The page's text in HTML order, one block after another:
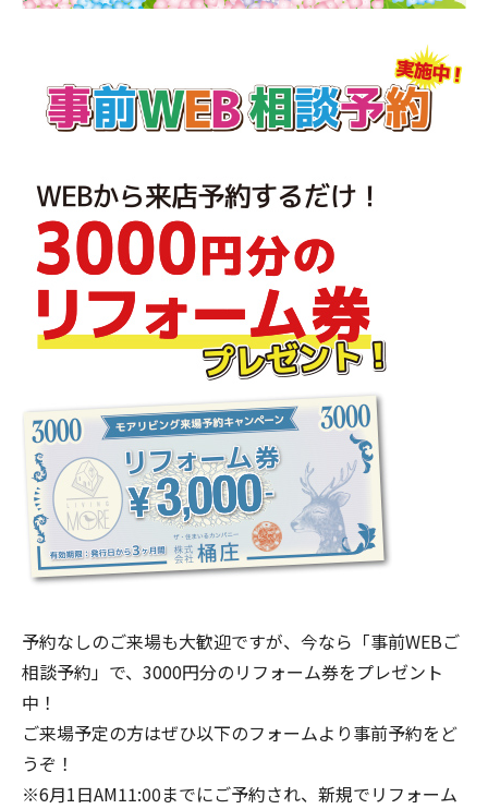
予約なしのご来場も大歓迎ですが、今なら「事前WEBご
相談予約」で、3000円分のリフォーム券をプレゼント
中！
ご来場予定の方はぜひ以下のフォームより事前予約をど
うぞ！
※6月1日AM11:00までにご予約され、新規でリフォーム